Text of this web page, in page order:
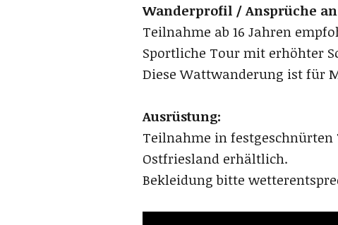
Wanderprofil / Ansprüche
Teilnahme ab 16 Jahren
Sportliche Tour mit erhöhter
Diese Wattwanderung ist für
Ausrüstung:
Teilnahme in festgeschnürten
Ostfriesland erhältlich.
Bekleidung bitte